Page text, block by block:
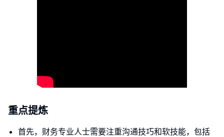
重点提炼
首先，财务专业人士需要注重沟通技巧和软技能，包括